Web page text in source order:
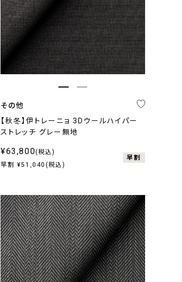
その他
【秋冬】伊トレーニョ 3Dウールハイパー
ストレッチ グレー無地
¥63,800(税込)
早割 ¥51,040(税込)
早割